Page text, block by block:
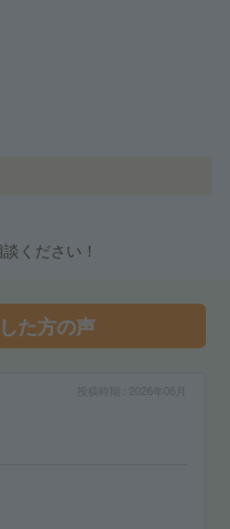
ください！
た方の声